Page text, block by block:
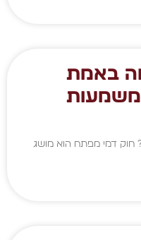
באמת
חוק דמי מפתח הוא מושג